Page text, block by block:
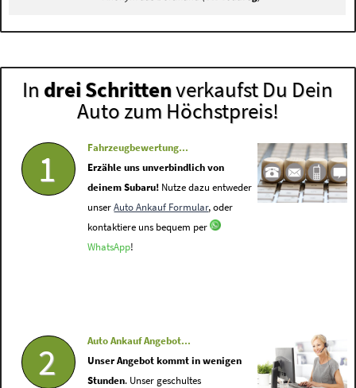
In drei Schrittenverkaufst Du Dein
Auto zum Höchstpreis!
1
Fahrzeugbewertung...
Erzähle uns unverbindlich von
deinem Subaru! Nutze dazu entweder
unserAuto Ankauf Formular, oder
kontaktiere uns bequem per
WhatsApp!
2
Auto Ankauf Angebot...
Unser Angebot kommt in wenigen
Stunden. Unser geschultes